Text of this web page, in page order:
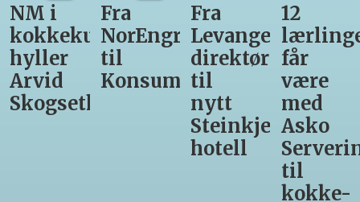
NM i
kokkekunst
hyller
Arvid
Skogseth
Fra
NorEngros
til
Konsumgruppen
Fra
Levanger-
direktør
til
nytt
Steinkjer-
hotell
12
får
være
med
Asko
til
kokke-